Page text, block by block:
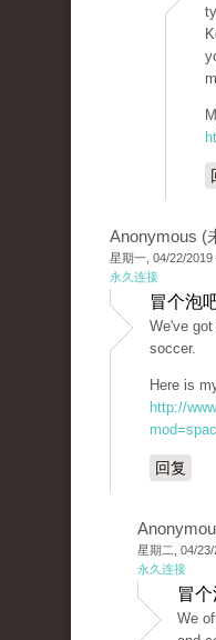
Anonymous (
星期一, 04/22/2019
永久连接
冒个泡
We've
soccer.
Here is
http://
回复
星期二, 04/
永久连接
冒
We